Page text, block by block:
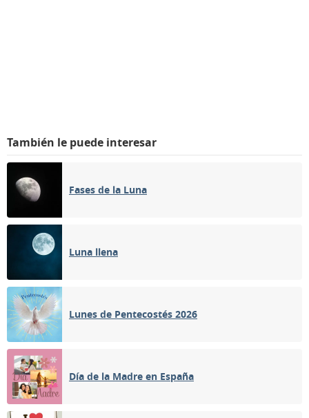
También le puede interesar
Fases de la Luna
Luna llena
Lunes de Pentecostés 2026
Día de la Madre en España